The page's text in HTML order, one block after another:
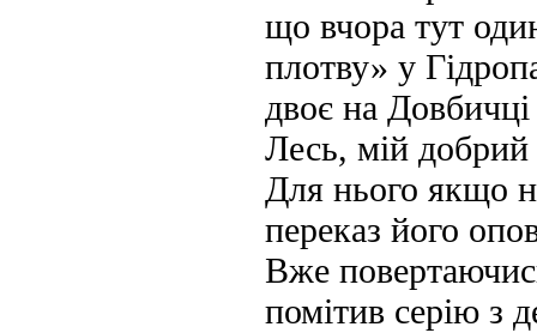
що вчора тут
плотву» у
двоє на
Лесь, мій добрий
Для нього якщо
переказ його
Вже
помітив серію з